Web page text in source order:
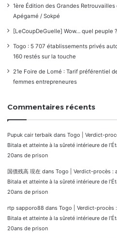
1ère Édition des Grandes
Apégamé / Sokpé
[LeCoupDeGuelle] Wow… quel peuple ?
Togo : 5 707 établissements privés
160 restés sur la touche
21e Foire de Lomé : Tarif préférentiel
femmes entrepreneures
Commentaires récents
Pupuk cair terbaik dans Togo | Verdict-
Bitala et atteinte à la sûreté intérieure de
20ans de prison
国債残高 現在 dans Togo | Verdict-procès :
Bitala et atteinte à la sûreté intérieure de
20ans de prison
rtp sapporo88 dans Togo | Verdict-procès
Bitala et atteinte à la sûreté intérieure de
20ans de prison